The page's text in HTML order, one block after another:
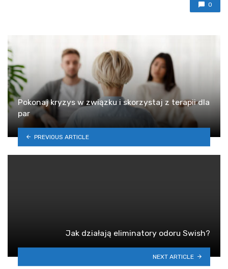
0
Pokonaj kryzys w związku i skorzystaj z terapii dla
par
PREVIOUS ARTICLE
Jak działają eliminatory odoru Swish?
NEXT ARTICLE